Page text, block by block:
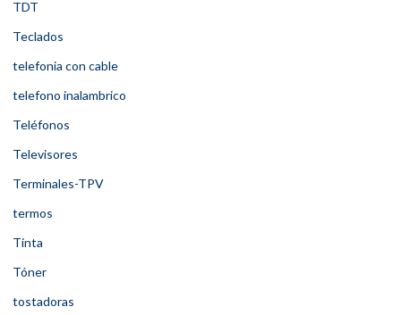
TDT
Teclados
telefonia con cable
telefono inalambrico
Teléfonos
Televisores
Terminales-TPV
termos
Tinta
Tóner
tostadoras